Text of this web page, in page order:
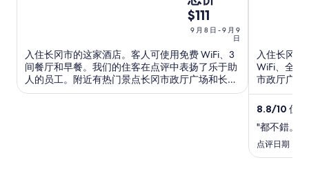
月
8
到
9
月
$111
9 月 8 日 - 9 月 9
日
入住长冈市的这家酒店。客人可使用免费 WiFi、3
间餐厅和早餐。我们的住客在点评中表扬了乐于助
人的员工。附近有热门景点长冈市政厅广场和长冈
战争破坏展览大厅。
入住长冈市
WiFi、全套
市政厅广场
8.8/10 优
"都不錯。
点评日期：